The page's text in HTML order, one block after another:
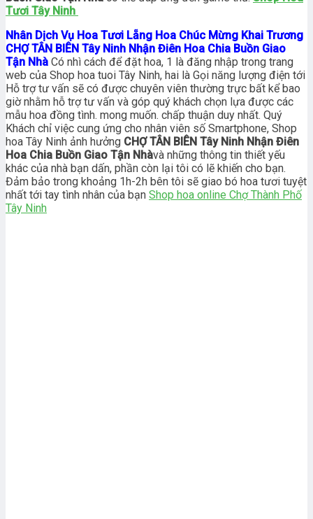
Tươi Tây Ninh
Nhân Dịch Vụ Hoa Tươi Lẵng Hoa Chúc Mừng Khai Trương
CHỢ TÂN BIÊN Tây Ninh Nhận Điên Hoa Chia Buồn Giao
Tận Nhà Có nhì cách để đặt hoa, 1 là đăng nhập trong trang
web của Shop hoa tuoi Tây Ninh, hai là Gọi năng lượng điện tới
Hỗ trợ tư vấn sẽ có được chuyên viên thường trực bất kể bao
giờ nhằm hỗ trợ tư vấn và góp quý khách chọn lựa được các
mẫu hoa đồng tình. mong muốn. chấp thuận duy nhất. Quý
Khách chỉ việc cung ứng cho nhân viên số Smartphone, Shop
hoa Tây Ninh ảnh hưởng CHỢ TÂN BIÊN Tây Ninh Nhận Điên
Hoa Chia Buồn Giao Tận Nhàvà những thông tin thiết yếu
khác của nhà bạn dấn, phần còn lại tôi có lẽ khiến cho bạn.
Đảm bảo trong khoảng 1h-2h bên tôi sẽ giao bó hoa tươi tuyệt
nhất tới tay tình nhân của bạn Shop hoa online Chợ Thành Phố
Tây Ninh